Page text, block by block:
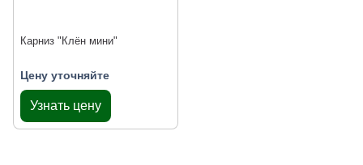
Карниз "Клён мини"
Цену уточняйте
Узнать цену